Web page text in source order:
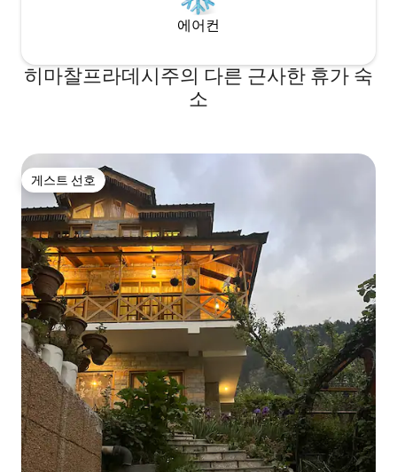
에어컨
히마찰프라데시주의 다른 근사한 휴가 숙
소
게스트 선호
게스트 선호